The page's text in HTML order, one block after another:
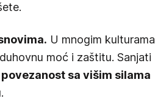
U mnogim kulturama
moć i zaštitu. Sanjati
povezanost sa višim silama